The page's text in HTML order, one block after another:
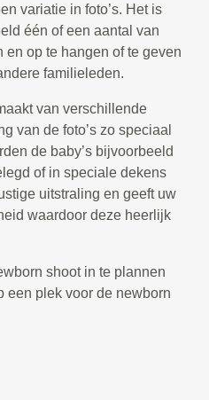
variatie in foto’s. Het is
één of een aantal van
en op te hangen of te geven
familieleden.
van verschillende
van de foto’s zo speciaal
de baby’s bijvoorbeeld
of in speciale dekens
uitstraling en geeft uw
waardoor deze heerlijk
shoot in te plannen
een plek voor de newborn